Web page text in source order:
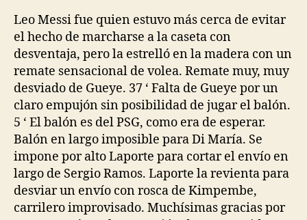
Leo Messi fue quien estuvo más cerca de evitar
el hecho de marcharse a la caseta con
desventaja, pero la estrelló en la madera con un
remate sensacional de volea. Remate muy, muy
desviado de Gueye. 37 ‘ Falta de Gueye por un
claro empujón sin posibilidad de jugar el balón.
5 ‘ El balón es del PSG, como era de esperar.
Balón en largo imposible para Di María. Se
impone por alto Laporte para cortar el envío en
largo de Sergio Ramos. Laporte la revienta para
desviar un envío con rosca de Kimpembe,
carrilero improvisado. Muchísimas gracias por